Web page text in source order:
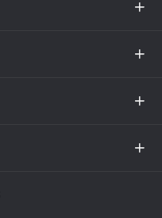



